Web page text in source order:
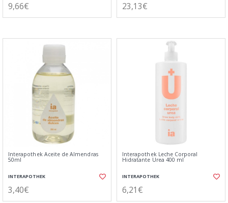
9,66€ 23,13€
Interapothek Aceite de Almendras
50ml
INTERAPOTHEK
3,40€
Interapothek Leche Corporal
Hidratante Urea 400 ml
INTERAPOTHEK
6,21€